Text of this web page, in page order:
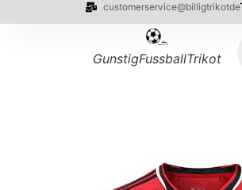
customerservice@billigtrikotde
GunstigFussballTrikot